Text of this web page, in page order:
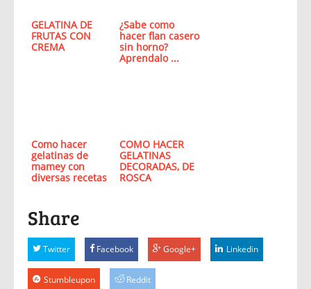
GELATINA DE
FRUTAS CON
CREMA
¿Sabe como
hacer flan casero
sin horno?
Aprendalo ...
Como hacer
gelatinas de
mamey con
diversas recetas
COMO HACER
GELATINAS
DECORADAS, DE
ROSCA
Share
Twitter Facebook Google+ Linkedin
Stumbleupon Reddit